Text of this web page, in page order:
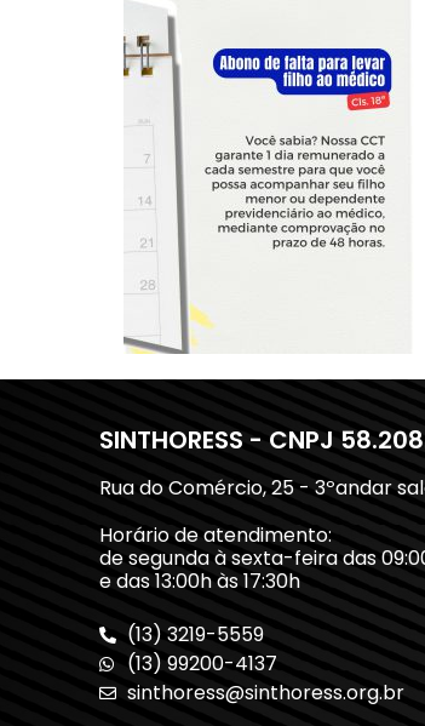
SINTHORESS - CNPJ
Rua do Comércio, 25 - 3ºandar
Horário de atendimento:
de segunda à sexta-feira das
e das 13:00h às 17:30h
(13) 3219-5559
(13) 99200-4137
sinthoress@sinthoress.org.br